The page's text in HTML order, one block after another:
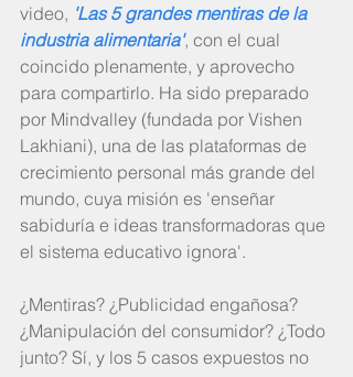
video, 'Las 5 grandes mentiras de la
industria alimentaria', con el cual
coincido plenamente, y aprovecho
para compartirlo. Ha sido preparado
por Mindvalley (fundada por Vishen
Lakhiani), una de las plataformas de
crecimiento personal más grande del
mundo, cuya misión es 'enseñar
sabiduría e ideas transformadoras que
el sistema educativo ignora'.
¿Mentiras? ¿Publicidad engañosa?
¿Manipulación del consumidor? ¿Todo
junto? Sí, y los 5 casos expuestos no